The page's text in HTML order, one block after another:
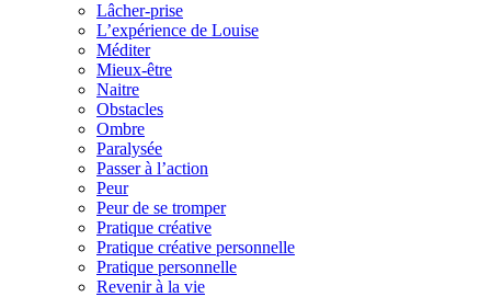
Lâcher-prise
L’expérience de Louise
Méditer
Mieux-être
Naitre
Obstacles
Ombre
Paralysée
Passer à l’action
Peur
Peur de se tromper
Pratique créative
Pratique créative personnelle
Pratique personnelle
Revenir à la vie